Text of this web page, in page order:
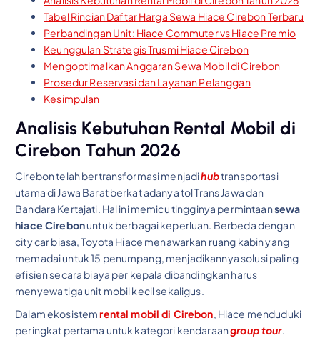
Tabel Rincian Daftar Harga Sewa Hiace Cirebon Terbaru
Perbandingan Unit: Hiace Commuter vs Hiace Premio
Keunggulan Strategis Trusmi Hiace Cirebon
Mengoptimalkan Anggaran Sewa Mobil di Cirebon
Prosedur Reservasi dan Layanan Pelanggan
Kesimpulan
Analisis Kebutuhan Rental Mobil di
Cirebon Tahun 2026
Cirebon telah bertransformasi menjadihubtransportasi
utama di Jawa Barat berkat adanya tol Trans Jawa dan
Bandara Kertajati. Hal ini memicu tingginya permintaansewa
hiace Cirebonuntuk berbagai keperluan. Berbeda dengan
city car biasa, Toyota Hiace menawarkan ruang kabin yang
memadai untuk 15 penumpang, menjadikannya solusi paling
efisien secara biaya per kepala dibandingkan harus
menyewa tiga unit mobil kecil sekaligus.
Dalam ekosistemrental mobil di Cirebon, Hiace menduduki
peringkat pertama untuk kategori kendaraangroup tour.